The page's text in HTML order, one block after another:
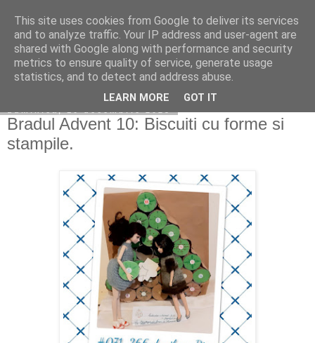
Copilarim
Bradul Advent 10: Biscuiti cu forme si
stampile.
This site uses cookies from Google to deliver its services
and to analyze traffic. Your IP address and user-agent are
shared with Google along with performance and security
metrics to ensure quality of service, generate usage
statistics, and to detect and address abuse.
LEARN MORE GOT IT